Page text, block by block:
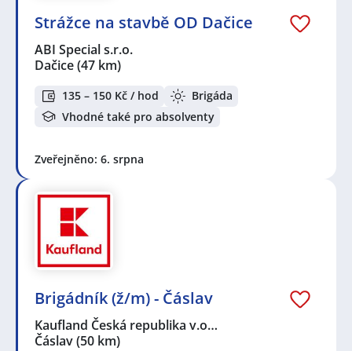
Strážce na stavbě OD Dačice
ABI Special s.r.o.
Dačice(47 km)
135 – 150 Kč / hod
Brigáda
Vhodné také pro absolventy
Zveřejněno: 6. srpna
Brigádník (ž/m) - Čáslav
Kaufland Česká republika v.o…
Čáslav(50 km)